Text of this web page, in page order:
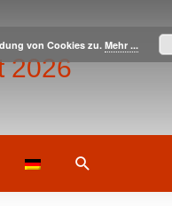
2026
Suche
von Cookies zu.Mehr ...